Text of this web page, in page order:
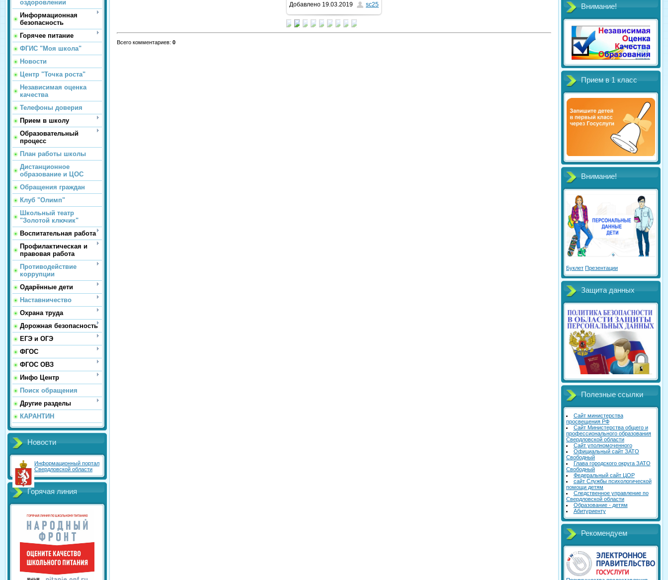
оздоровлении
Информационная
безопасность
Горячее питание
ФГИС "Моя школа"
Новости
Центр "Точка роста"
Независимая оценка
качества
Телефоны доверия
Прием в школу
Образовательный
процесс
План работы школы
Дистанционное
образование и ЦОС
Обращения граждан
Клуб "Олимп"
Школьный театр
"Золотой ключик"
Воспитательная работа
Профилактическая и
правовая работа
Противодействие
коррупции
Одарённые дети
Наставничество
Охрана труда
Дорожная безопасность
ЕГЭ и ОГЭ
ФГОС
ФГОС ОВЗ
Инфо Центр
Поиск обращения
Другие разделы
КАРАНТИН
Новости
Информационный портал
Свердловской области
Горячая линия
512x384/ 25.2Kb
Добавлено 19.03.2019 sc25
Всего комментариев: 0
Внимание!
Прием в 1 класс
Внимание!
Буклет Презентации
Защита данных
Полезные ссылки
Сайт министерства
просвещения РФ
Сайт Министерства общего и
профессионального образования
Свердловской области
Сайт уполномоченного
Официальный сайт ЗАТО
Свободный
Глава городского округа ЗАТО
Свободный
Федеральный сайт ЦОР
сайт Службы психологической
помощи детям
Следственное управление по
Свердловской области
Образование - детям
Абитуриенту
Рекомендуем